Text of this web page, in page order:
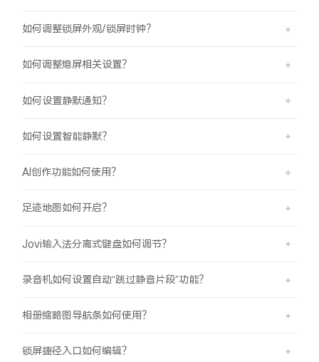
如何调整锁屏外观/锁屏时钟？
如何调整熄屏相关设置？
如何设置静默通知？
如何设置智能静默？
AI创作功能如何使用？
足迹地图如何开启？
Jovi输入法分离式键盘如何调节？
录音机如何设置自动“跳过静音片段”功能？
相册缩略图导航条如何使用？
锁屏捷径入口如何编辑？